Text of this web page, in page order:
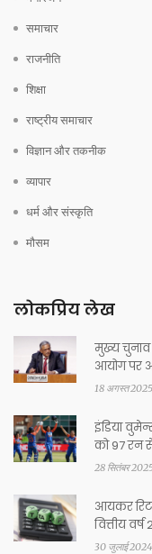
समाचार
राजनीति
शिक्षा
राष्ट्रीय समाचार
विज्ञान और तकनीक
व्यापार
धर्म और संस्कृति
मौसम
लोकप्रिय लेख
मुख्य चुनाव
आयोग पर
18 अगस्त 2025
इंडिया
को 97 रन से
28 सितंबर
आयकर
वित्तीय
अंतिम तिथि
30 जुलाई 2024